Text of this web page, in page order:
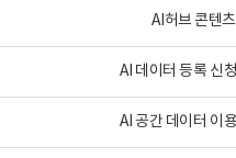
AI허브 콘텐
AI 데이터 등록 신
AI 공간 데이터 이